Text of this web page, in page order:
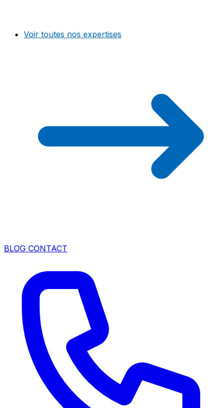
Voir toutes nos expertises
BLOG CONTACT